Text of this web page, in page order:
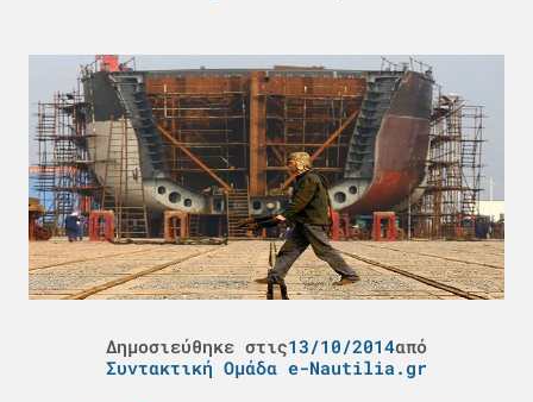
Δημοσιεύθηκε στις13/10/2014από
Συντακτική Ομάδα e-Nautilia.gr